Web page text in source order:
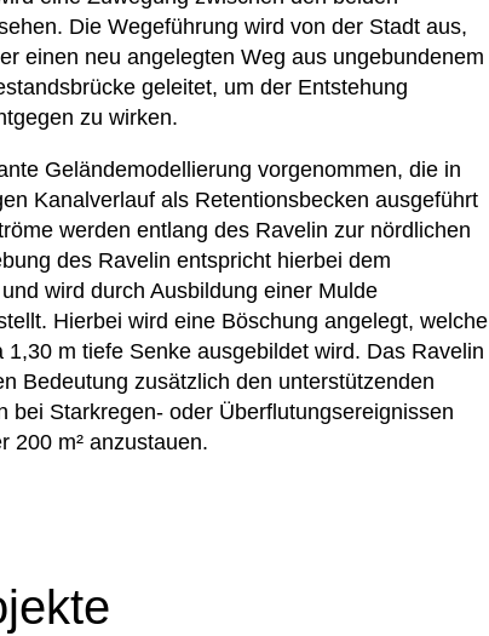
Die Wegeführung wird von der Stadt aus,
einen neu angelegten Weg aus ungebundenem
geleitet, um der Entstehung
zu wirken.
Geländemodellierung vorgenommen, die in
Kanalverlauf als Retentionsbecken ausgeführt
werden entlang des Ravelin zur nördlichen
des Ravelin entspricht hierbei dem
wird durch Ausbildung einer Mulde
Hierbei wird eine Böschung angelegt, welche
1,30 m tiefe Senke ausgebildet wird. Das Ravelin
Bedeutung zusätzlich den unterstützenden
bei Starkregen- oder Überflutungsereignissen
200 m² anzustauen.